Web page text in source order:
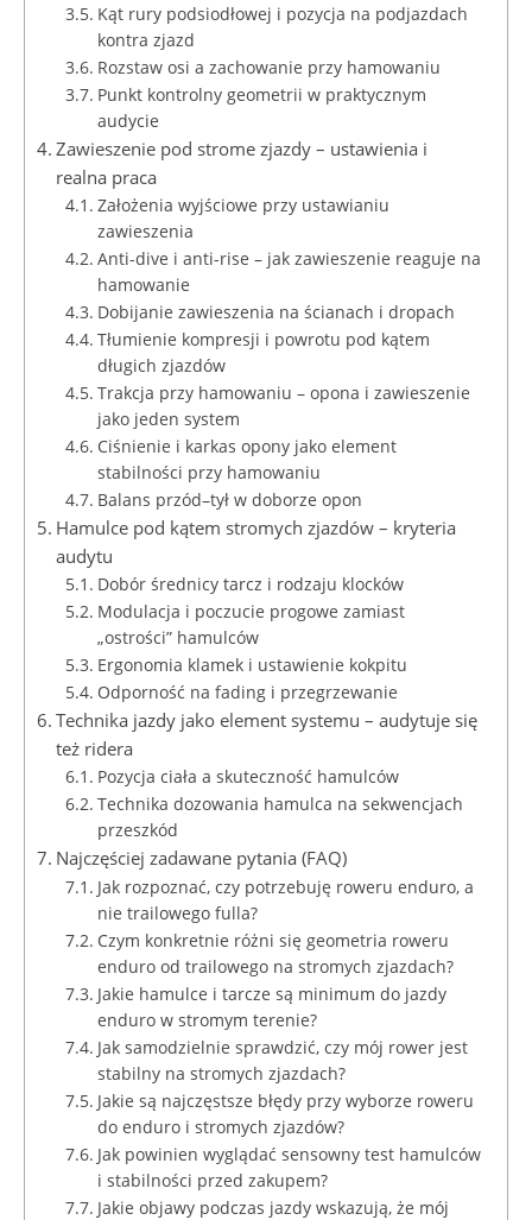
Kąt rury podsiodłowej i pozycja na podjazdach
kontra zjazd
Rozstaw osi a zachowanie przy hamowaniu
Punkt kontrolny geometrii w praktycznym
audycie
Zawieszenie pod strome zjazdy – ustawienia i
realna praca
Założenia wyjściowe przy ustawianiu
zawieszenia
Anti-dive i anti-rise – jak zawieszenie reaguje na
hamowanie
Dobijanie zawieszenia na ścianach i dropach
Tłumienie kompresji i powrotu pod kątem
długich zjazdów
Trakcja przy hamowaniu – opona i zawieszenie
jako jeden system
Ciśnienie i karkas opony jako element
stabilności przy hamowaniu
Balans przód–tył w doborze opon
Hamulce pod kątem stromych zjazdów – kryteria
audytu
Dobór średnicy tarcz i rodzaju klocków
Modulacja i poczucie progowe zamiast
„ostrości” hamulców
Ergonomia klamek i ustawienie kokpitu
Odporność na fading i przegrzewanie
Technika jazdy jako element systemu – audytuje się
też ridera
Pozycja ciała a skuteczność hamulców
Technika dozowania hamulca na sekwencjach
przeszkód
Najczęściej zadawane pytania (FAQ)
Jak rozpoznać, czy potrzebuję roweru enduro, a
nie trailowego fulla?
Czym konkretnie różni się geometria roweru
enduro od trailowego na stromych zjazdach?
Jakie hamulce i tarcze są minimum do jazdy
enduro w stromym terenie?
Jak samodzielnie sprawdzić, czy mój rower jest
stabilny na stromych zjazdach?
Jakie są najczęstsze błędy przy wyborze roweru
do enduro i stromych zjazdów?
Jak powinien wyglądać sensowny test hamulców
i stabilności przed zakupem?
Jakie objawy podczas jazdy wskazują, że mój